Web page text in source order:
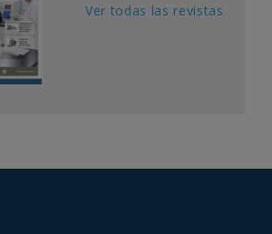
Ver todas las revistas